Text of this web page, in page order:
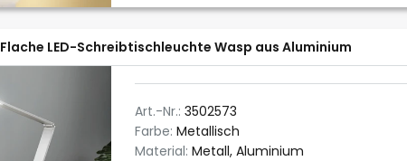
Flache LED-Schreibtischleuchte Wasp aus Aluminium
Art.-Nr.: 3502573
Farbe: Metallisch
Material: Metall, Aluminium